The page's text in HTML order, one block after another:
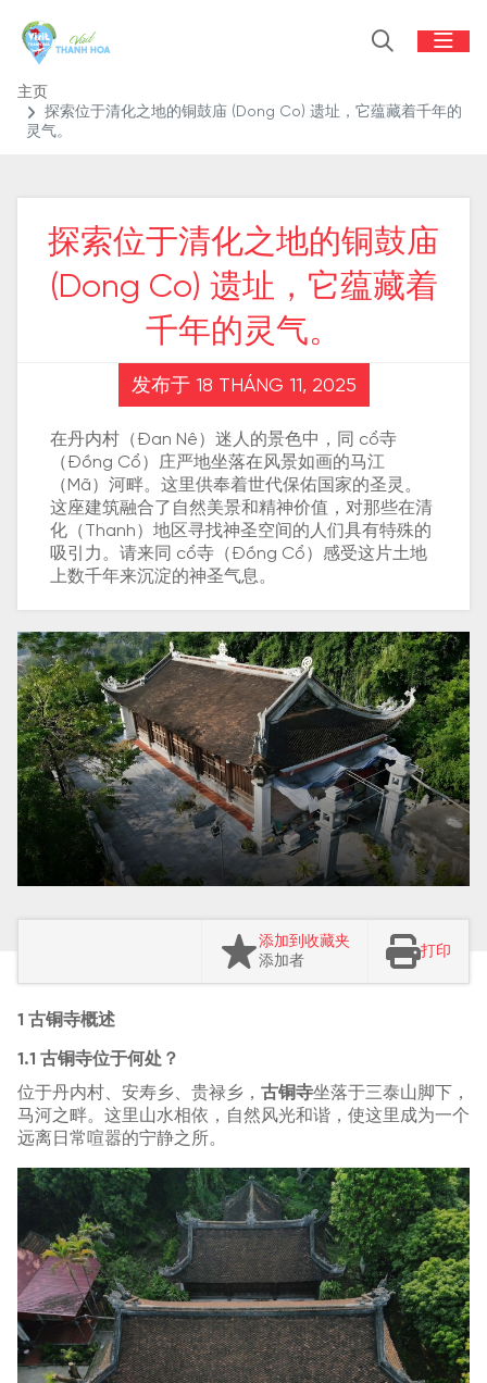
主页
探索位于清化之地的铜鼓庙 (Dong Co) 遗址，它蕴藏着千年的
灵气。
探索位于清化之地的铜鼓庙
(Dong Co) 遗址，它蕴藏着
千年的灵气。
发布于 18 THÁNG 11, 2025
在丹内村（Đan Nê）迷人的景色中，同 cổ寺
（Đồng Cổ）庄严地坐落在风景如画的马江
（Mã）河畔。这里供奉着世代保佑国家的圣灵。
这座建筑融合了自然美景和精神价值，对那些在清
化（Thanh）地区寻找神圣空间的人们具有特殊的
吸引力。请来同 cổ寺（Đồng Cổ）感受这片土地
上数千年来沉淀的神圣气息。
添加到收藏夹
添加者
打印
1 古铜寺概述
1.1 古铜寺位于何处？
位于丹内村、安寿乡、贵禄乡， 古铜寺坐落于三泰山脚下，
马河之畔。这里山水相依，自然风光和谐，使这里成为一个
远离日常喧嚣的宁静之所。